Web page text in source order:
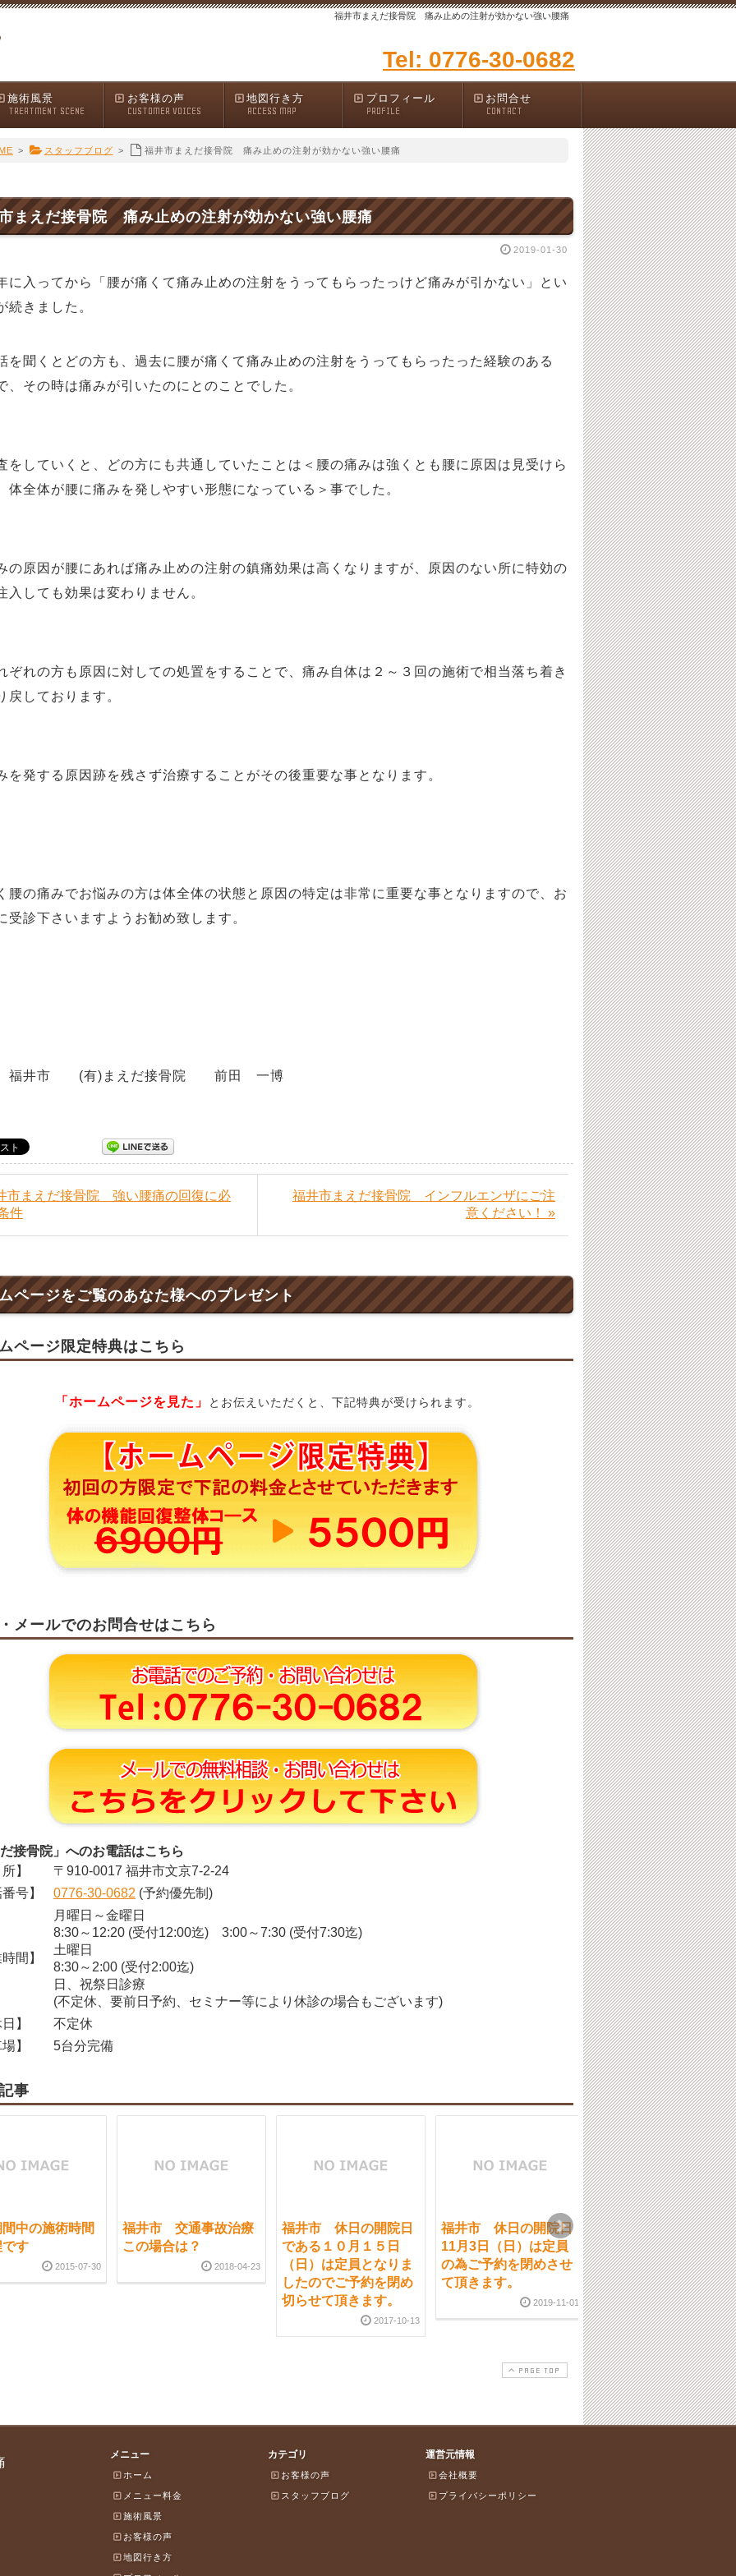
福井市まえだ接骨院 痛み止めの注射が効かない強い腰痛
Tel: 0776-30-0682
施術風景
TREATMENT SCENE
お客様の声
CUSTOMER VOICES
地図行き方
ACCESS MAP
プロフィール
PROFILE
お問合せ
CONTACT
> スタッフブログ > 福井市まえだ接骨院 痛み止めの注射が効かない強い腰痛
まえだ接骨院 痛み止めの注射が効かない強い腰痛
2019-01-30
入ってから「腰が痛くて痛み止めの注射をうってもらったっけど痛みが引かない」とい
続きました。
聞くとどの方も、過去に 腰が痛くて痛み止めの注射をうってもらったった経験のある
、その時は痛みが引いたのにとのことでした。
していくと、どの方にも共通していたことは＜腰の痛みは強くとも腰に原因は見受けら
体全体が腰に痛みを発しやすい形態になっている＞事でした。
原因が腰にあれば痛み止めの注射の鎮痛効果は高くなりますが、原因のない所に特効の
入しても効果は変わりません。
れの方も原因に対しての処置をすることで、痛み自体は２～３回の施術で相当落ち着き
戻しております。
発する原因跡を残さず治療することがその後重要な事となります。
の痛みでお悩みの方は体全体の状態と原因の特定は非常に重要な事となりますので、お
受診下さいますようお勧め致します。
市 (有)まえだ接骨院 前田 一博
市まえだ接骨院 強い腰痛の回復に必
件
福井市まえだ接骨院 インフルエンザにご注
意ください！ »
ページをご覧のあなた様へのプレゼント
ページ限定特典はこちら
「ホームページを見た」 とお伝えいただくと、下記特典が受けられます。
メールでのお問合せはこちら
接骨院」へのお電話はこちら
】
〒910-0017 福井市文京7-2-24
号】
0776-30-0682 (予約優先制)
間】
月曜日～金曜日
8:30～12:20 (受付12:00迄) 3:00～7:30 (受付7:30迄)
土曜日
8:30～2:00 (受付2:00迄)
日、祝祭日診療
(不定休、要前日予約、セミナー等により休診の場合もございます)
】
不定休
】
5台分完備
事
中の施術時間
す
2015-07-30
福井市 交通事故治療
この場合は？
2018-04-23
福井市 休日の開院日
である１０月１５日
（日）は定員となりま
したのでご予約を閉め
切らせて頂きます。
2017-10-13
福井市 休日の開院日
11月3日（日）は定員
の為ご予約を閉めさせ
て頂きます。
2019-11-01
福井市 交通事故治療
の対象
2022-09-
PAGE TOP
メニュー
ホーム
メニュー料金
施術風景
お客様の声
地図行き方
カテゴリ
お客様の声
スタッフブログ
運営元情報
会社概要
プライバシーポリシー